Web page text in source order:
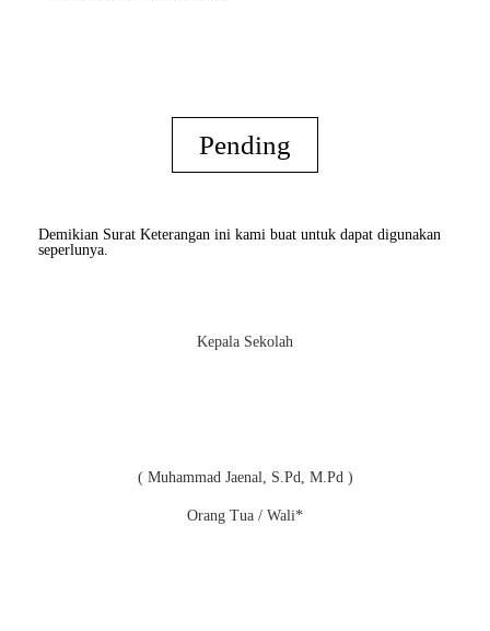
Pending
Demikian Surat Keterangan ini kami buat untuk dapat digunakan
seperlunya.
Kepala Sekolah
( Muhammad Jaenal, S.Pd, M.Pd )
Orang Tua / Wali*